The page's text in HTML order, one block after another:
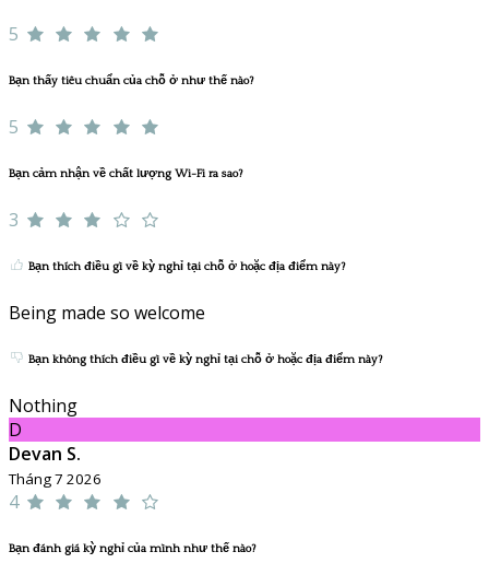
5
Bạn thấy tiêu chuẩn của chỗ ở như thế nào?
5
Bạn cảm nhận về chất lượng Wi-Fi ra sao?
3
Bạn thích điều gì về kỳ nghỉ tại chỗ ở hoặc địa điểm này?
Being made so welcome
Bạn không thích điều gì về kỳ nghỉ tại chỗ ở hoặc địa điểm này?
Nothing
D
Devan S.
Tháng 7 2026
4
Bạn đánh giá kỳ nghỉ của mình như thế nào?